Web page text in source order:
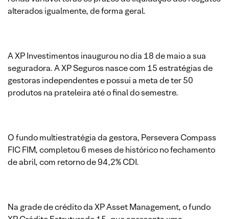
alterados igualmente, de forma geral.
A XP Investimentos inaugurou no dia 18 de maio a sua
seguradora. A XP Seguros nasce com 15 estratégias de
gestoras independentes e possui a meta de ter 50
produtos na prateleira até o final do semestre.
O fundo multiestratégia da gestora, Persevera Compass
FIC FIM, completou 6 meses de histórico no fechamento
de abril, com retorno de 94,2% CDI.
Na grade de crédito da XP Asset Management, o fundo